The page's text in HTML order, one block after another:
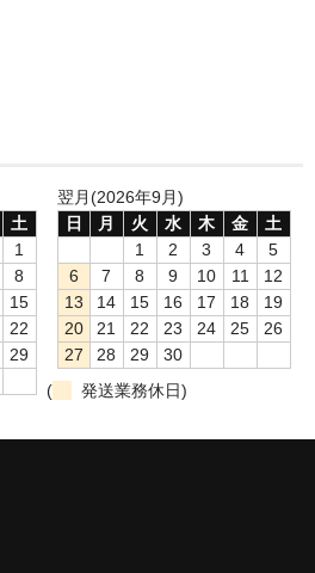
土
1
8
15
22
29
翌月(2026年9月)
日
月 火 水 木 金
土
1
2 3 4
5
6
7 8 9 10 11
12
13
14 15 16 17 18
19
20
21 22 23 24 25
26
27
28 29
30
(
発送業務休日)